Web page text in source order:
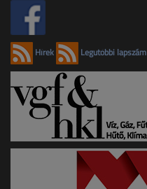
Hírek Legutóbbi lapszám